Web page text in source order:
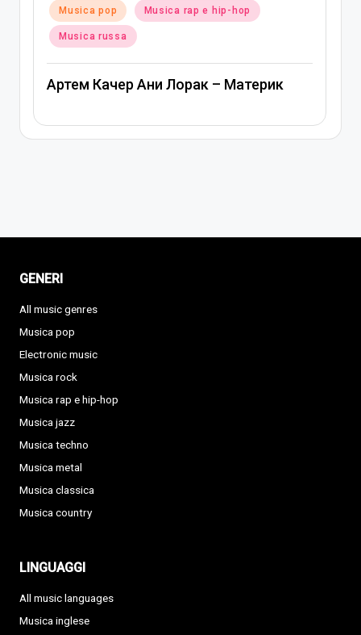
Posted
in
Musica pop Musica rap e hip-hop
Musica russa
Артем Качер Ани Лорак – Материк
GENERI
All music genres
Musica pop
Electronic music
Musica rock
Musica rap e hip-hop
Musica jazz
Musica techno
Musica metal
Musica classica
Musica country
LINGUAGGI
All music languages
Musica inglese